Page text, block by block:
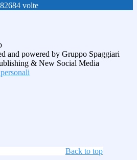
volte
and powered by Gruppo Spaggiari
& New Social Media
Back to top